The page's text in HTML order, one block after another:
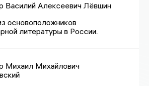
Василий Алексеевич Лёвшин
основоположников
литературы в России.
Михаил Михайлович